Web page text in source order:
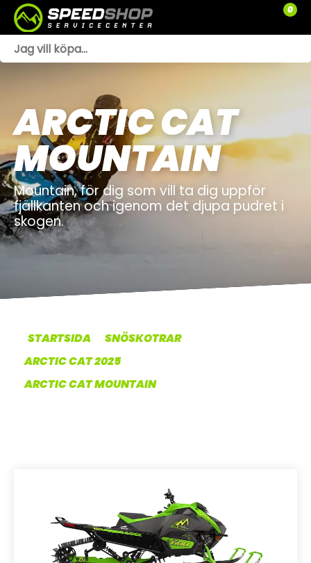
0
SLÄPVAGNAR
RESERVDELAR
SNÖSKOTRAR
ARCTIC CAT
MOUNTAIN
Mountain, för dig som vill ta dig uppför
fjällkanten och igenom det djupa pudret i
skogen.
STARTSIDA
SNÖSKOTRAR
ARCTIC CAT 2025
ARCTIC CAT MOUNTAIN